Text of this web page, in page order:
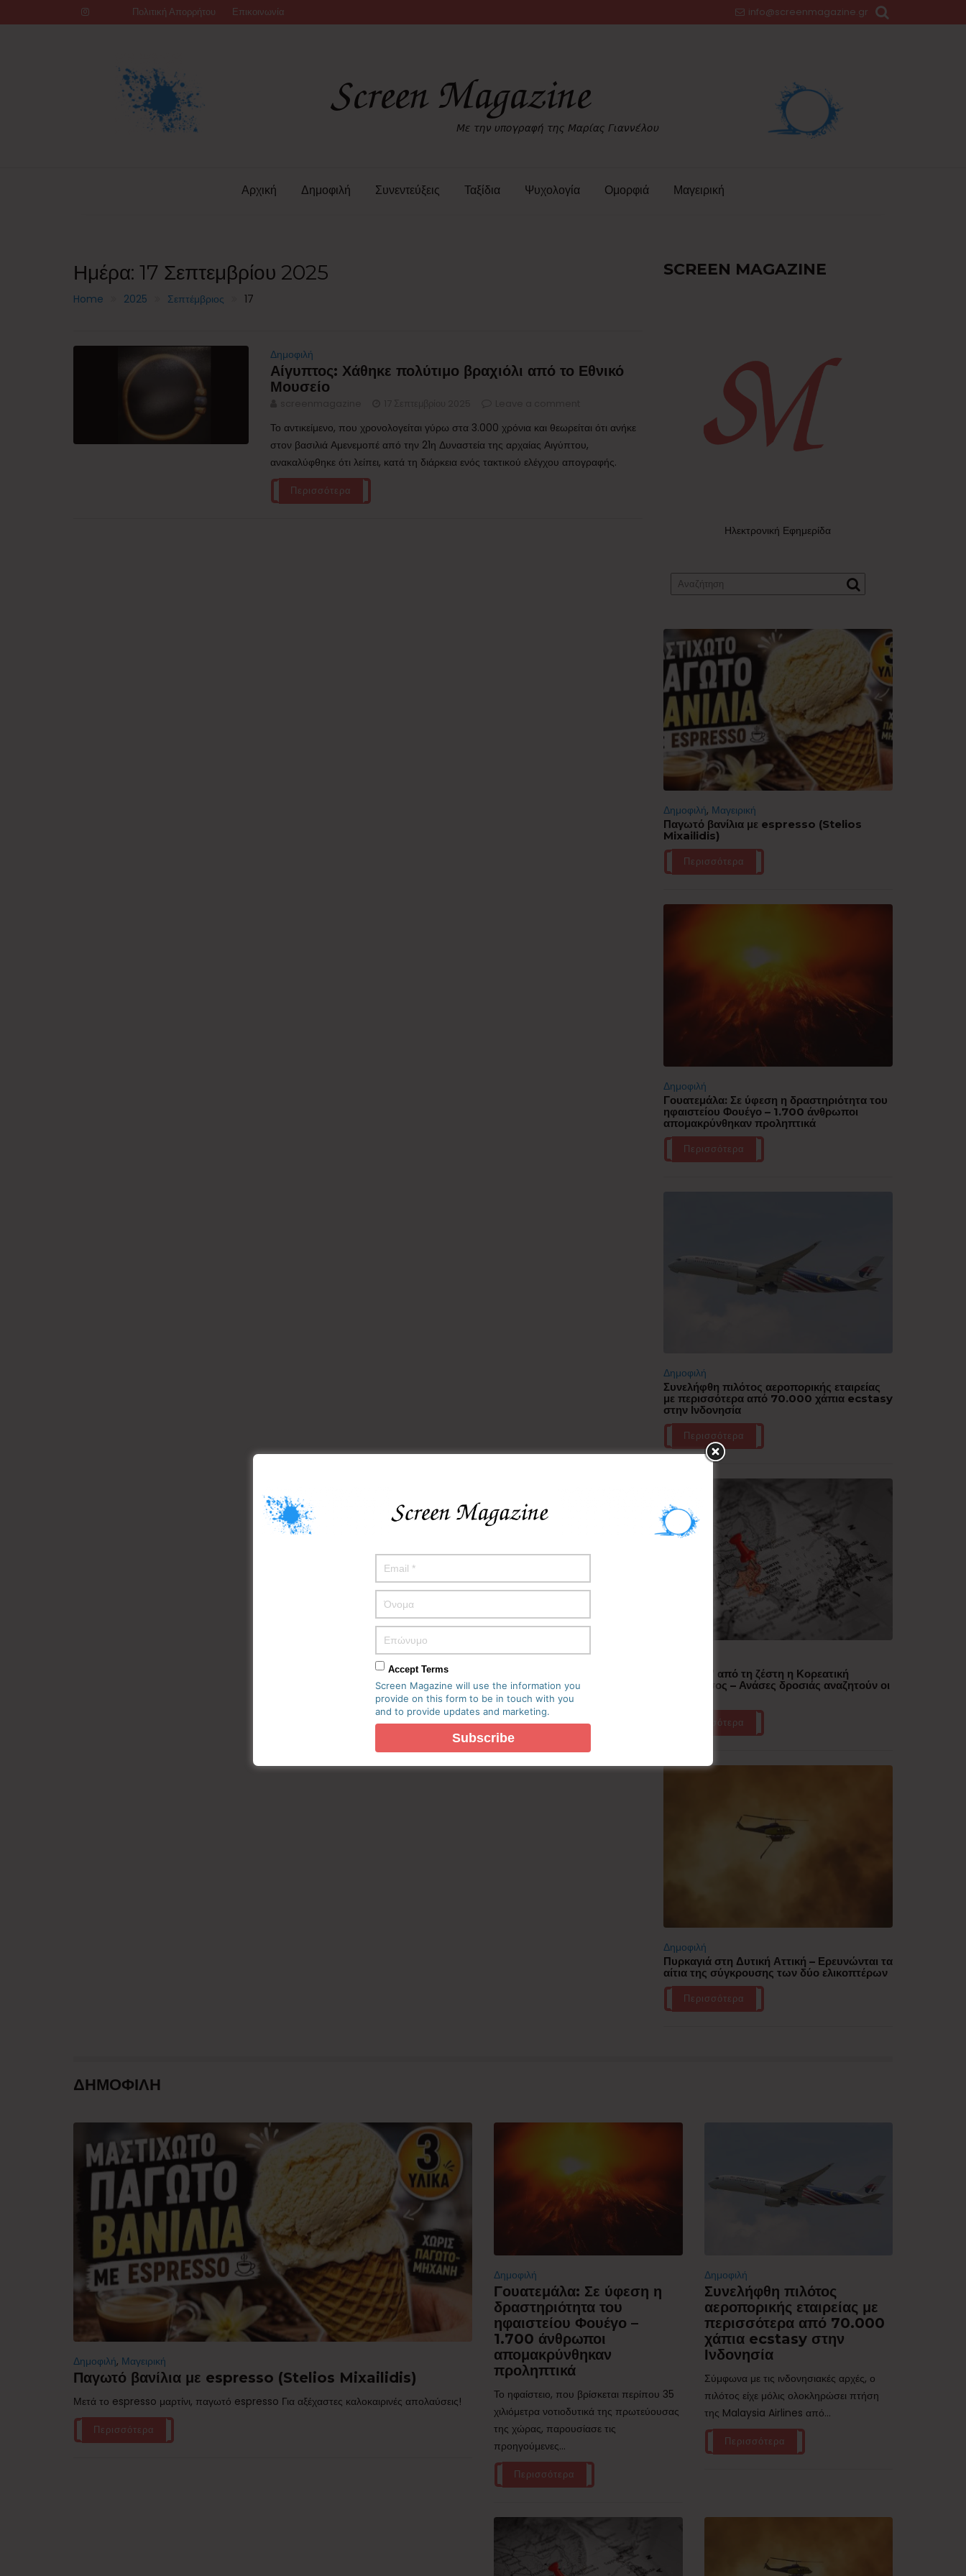
to
Πολιτική Απορρήτου Επικοινωνία info@screenmagazine.gr
Αρχική Δημοφιλή Συνεντεύξεις Ταξίδια Ψυχολογία Ομορφιά Μαγειρική
Ημέρα: 17 Σεπτεμβρίου 2025
Home 2025 Σεπτέμβριος 17
Δημοφιλή
Αίγυπτος: Χάθηκε πολύτιμο βραχιόλι από το Εθνικό
Μουσείο
Το αντικείμενο, που χρονολογείται γύρω στα 3.000 χρόνια και θεωρείται ότι ανήκε
στον βασιλιά Αμενεμοπέ από την 21η Δυναστεία της αρχαίας Αιγύπτου,
ανακαλύφθηκε ότι λείπει, κατά τη διάρκεια ενός τακτικού ελέγχου απογραφής.
Περισσότερα
SCREEN MAGAZINE
Ηλεκτρονική Εφημερίδα
Δημοφιλή, Μαγειρική
Παγωτό βανίλια με espresso (Stelios
Mixailidis)
Περισσότερα
Δημοφιλή
Γουατεμάλα: Σε ύφεση η δραστηριότητα του
ηφαιστείου Φουέγο – 1.700 άνθρωποι
απομακρύνθηκαν προληπτικά
Περισσότερα
Δημοφιλή
Συνελήφθη πιλότος αεροπορικής εταιρείας
με περισσότερα από 70.000 χάπια ecstasy
στην Ινδονησία
Περισσότερα
“Έλιωσε” από τη ζέστη η Κορεατική
Χερσόνησος – Ανάσες δροσιάς αναζητούν οι
Περισσότερα
Δημοφιλή
Πυρκαγιά στη Δυτική Αττική – Ερευνώνται τα
αίτια της σύγκρουσης των δύο ελικοπτέρων
Περισσότερα
ΔΗΜΟΦΙΛΗ
Δημοφιλή, Μαγειρική
Παγωτό βανίλια με espresso (Stelios Mixailidis)
Μετά το espresso μαρτίνι, παγωτό espresso Για αξέχαστες καλοκαιρινές απολαύσεις!
Περισσότερα
Δημοφιλή
Γουατεμάλα: Σε ύφεση η
δραστηριότητα του
ηφαιστείου Φουέγο –
1.700 άνθρωποι
απομακρύνθηκαν
προληπτικά
Το ηφαίστειο, που βρίσκεται περίπου 35
χιλιόμετρα νοτιοδυτικά της πρωτεύουσας
της χώρας, παρουσίασε τις
προηγούμενες...
Περισσότερα
Δημοφιλή
Συνελήφθη πιλότος
αεροπορικής εταιρείας με
περισσότερα από 70.000
χάπια ecstasy στην
Ινδονησία
Σύμφωνα με τις ινδονησιακές αρχές, ο
πιλότος είχε μόλις ολοκληρώσει πτήση
της Malaysia Airlines από...
Περισσότερα
Accept Terms
Screen Magazine will use the information you
provide on this form to be in touch with you
and to provide updates and marketing.